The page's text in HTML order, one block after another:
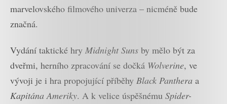
marvelovského filmového univerza – nicméně bude
značná.
Vydání taktické hry Midnight Suns by mělo být za
dveřmi, herního zpracování se dočká Wolverine, ve
vývoji je i hra propojující příběhy Black Panthera a
Kapitána Ameriky. A k velice úspěšnému Spider-